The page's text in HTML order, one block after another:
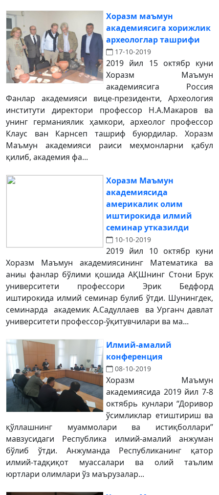
Хоразм маъмун
академиясига хорижлик
археологлар ташрифи
17-10-2019
2019 йил 15 октябр куни
Хоразм Маъмун
академиясига Россия
Фанлар академияси вице-президенти, Археология
институти директори профессор Н.А.Макаров ва
унинг германиялик ҳамкори, археолог профессор
Клаус ван Карнсеп ташриф буюрдилар. Хоразм
Маъмун академияси раиси меҳмонларни қабул
қилиб, академия фа...
Хоразм Маъмун
академиясида
америкалик олим
иштирокида илмий
семинар утказилди
10-10-2019
2019 йил 10 октябр куни
Хоразм Маъмун академиясининг Математика ва
аниы фанлар бўлими қошида АҚШнинг Стони Брук
университети профессори Эрик Бедфорд
иштирокида илмий семинар булиб ўтди. Шунингдек,
семинарда академик А.Садуллаев ва Урганч давлат
университети профессор-ўқитувчилари ва ма...
Илмий-амалий
конференция
08-10-2019
Хоразм Маъмун
академиясида 2019 йил 7-8
октябрь кунлари “Доривор
ўсимликлар етиштириш ва
қўллашнинг муаммолари ва истиқболлари”
мавзусидаги Республика илмий-амалий анжуман
бўлиб ўтди. Анжуманда Республиканинг қатор
илмий-тадқиқот муассалари ва олий таълим
юртлари олимлари ўз маърузалар...